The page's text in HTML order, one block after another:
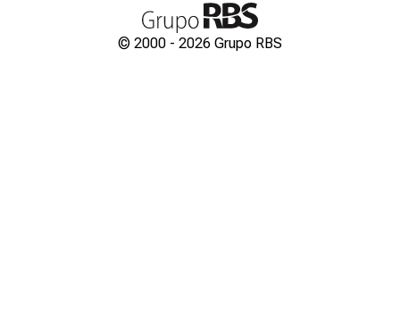
© 2000 - 2026 Grupo RBS